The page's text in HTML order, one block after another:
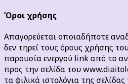
Όροι χρήσης
Απαγορεύεται οποιαδήποτε
δεν τηρεί τους όρους χρήσης
παρουσία ενεργού link από το
προς την σελίδα του
τα φιλικά ιστολόγια της